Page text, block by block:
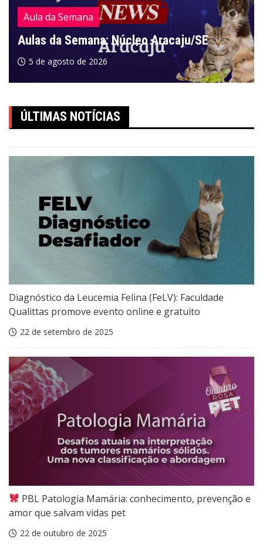
Aula da Semana
Aulas da Semana: Núcleo Aracaju/SE
5 de agosto de 2026
ÚLTIMAS NOTÍCIAS
Diagnóstico da Leucemia Felina (FeLV): Faculdade
Qualittas promove evento online e gratuito
22 de setembro de 2025
PBL Patologia Mamária: conhecimento, prevenção e
amor que salvam vidas pet
22 de outubro de 2025